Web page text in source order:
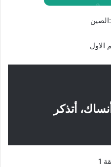
:الصين
الاول
أتذكر
1